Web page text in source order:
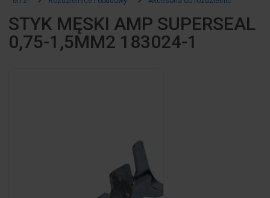
STYK MĘSKI AMP SUPERSEAL
0,75-1,5MM2 183024-1